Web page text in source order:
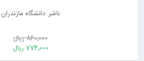
ناشر: دانشگاه مازندران
860٬000 ریال
774٬000 ریال